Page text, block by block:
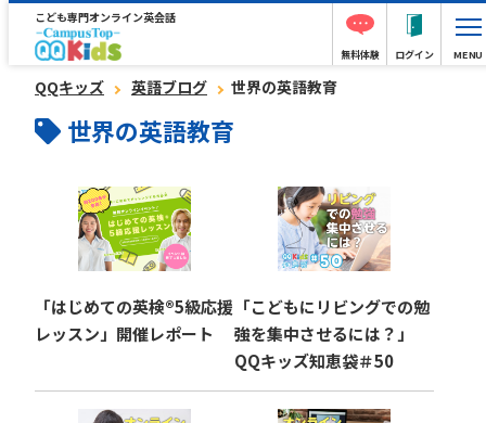
こども専門オンライン英会話
無料体験 ログイン MENU
QQキッズ 英語ブログ 世界の英語教育
世界の英語教育
「はじめての英検®︎5級応援
レッスン」開催レポート
「こどもにリビングでの勉
強を集中させるには？」
QQキッズ知恵袋＃50